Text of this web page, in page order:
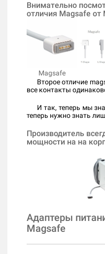
Внимательно
отличия Magsafe от
Magsafe
Второе отличие
все контакты
И так, теперь мы
теперь нужно знать
Производитель
мощности на на
Адаптеры
Magsafe